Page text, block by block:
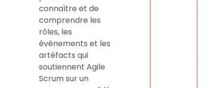
connaître et de
comprendre les
rôles, les
événements et les
artéfacts qui
soutiennent Agile
Scrum sur un